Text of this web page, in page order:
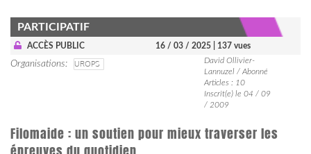
PARTICIPATIF
ACCÈS PUBLIC 16 / 03 / 2025 | 137 vues
Organisations UROPS
David Ollivier-
Lannuzel / Abonné
Articles : 10
Inscrit(e) le 04 / 09
/ 2009
Filomaide : un soutien pour mieux traverser les